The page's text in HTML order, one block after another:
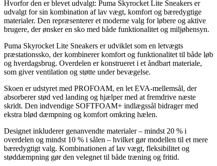
Hvorfor den er blevet udvalgt: Puma Skyrocket Lite Sneakers er
udvalgt for sin kombination af lav vægt, komfort og bæredygtige
materialer. Den repræsenterer et moderne valg for løbere og aktive
brugere, der ønsker en sko med både funktionalitet og miljøhensyn.
Puma Skyrocket Lite Sneakers er udviklet som en letvægts
præstationssko, der kombinerer komfort og funktionalitet til både løb
og hverdagsbrug. Overdelen er konstrueret i et åndbart materiale,
som giver ventilation og støtte under bevægelse.
Skoen er udstyret med PROFOAM, en let EVA-mellemsål, der
absorberer stød ved landing og hjælper med at fremdrive næste
skridt. Den indvendige SOFTFOAM+ indlægssål bidrager med
ekstra blød dæmpning og komfort omkring hælen.
Designet inkluderer genanvendte materialer – mindst 20 % i
overdelen og mindst 10 % i sålen – hvilket gør modellen til et mere
bæredygtigt valg. Kombinationen af lav vægt, fleksibilitet og
støddæmpning gør den velegnet til både træning og fritid.